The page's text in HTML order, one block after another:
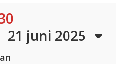
21 juni 2025